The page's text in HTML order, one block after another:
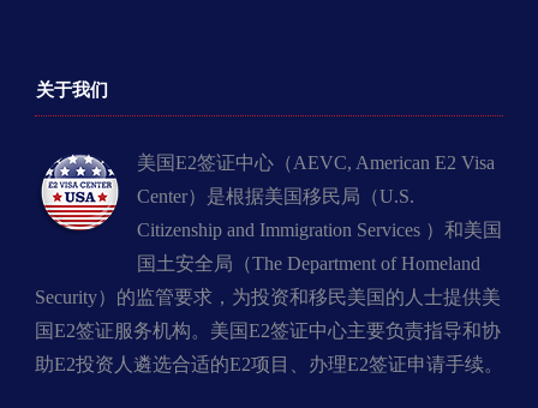
关于我们
美国E2签证中心（AEVC, American E2 Visa
Center）是根据美国移民局（U.S.
Citizenship and Immigration Services ）和美国
国土安全局（The Department of Homeland
Security）的监管要求，为投资和移民美国的人士提供美
国E2签证服务机构。美国E2签证中心主要负责指导和协
助E2投资人遴选合适的E2项目、办理E2签证申请手续。